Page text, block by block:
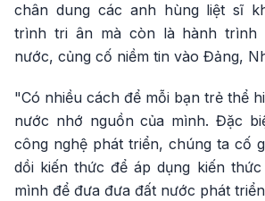
chân dung các anh hùng liệt sĩ
trình tri ân mà còn là hành trình
nước, củng cố niềm tin vào Đảng,
"Có nhiều cách để mỗi bạn trẻ thể
nước nhớ nguồn của mình. Đặc
công nghệ phát triển, chúng ta cố
dồi kiến thức để áp dụng kiến
mình để đưa đưa đất nước phát